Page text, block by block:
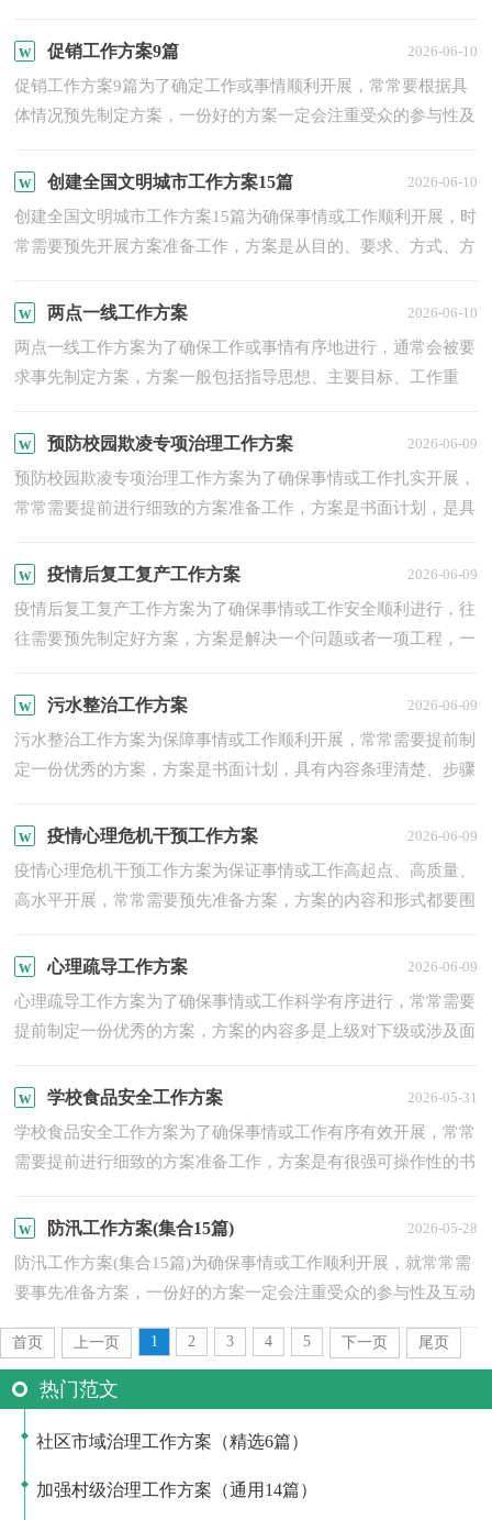
促销工作方案9篇 2026-06-10
促销工作方案9篇为了确定工作或事情顺利开展，常常要根据具
体情况预先制定方案，一份好的方案一定会注重受众的参与性及
创建全国文明城市工作方案15篇 2026-06-10
创建全国文明城市工作方案15篇为确保事情或工作顺利开展，时
常需要预先开展方案准备工作，方案是从目的、要求、方式、方
两点一线工作方案 2026-06-10
两点一线工作方案为了确保工作或事情有序地进行，通常会被要
求事先制定方案，方案一般包括指导思想、主要目标、工作重
预防校园欺凌专项治理工作方案 2026-06-09
预防校园欺凌专项治理工作方案为了确保事情或工作扎实开展，
常常需要提前进行细致的方案准备工作，方案是书面计划，是具
以...
疫情后复工复产工作方案 2026-06-09
疫情后复工复产工作方案为了确保事情或工作安全顺利进行，往
往需要预先制定好方案，方案是解决一个问题或者一项工程，一
理...
污水整治工作方案 2026-06-09
污水整治工作方案为保障事情或工作顺利开展，常常需要提前制
定一份优秀的方案，方案是书面计划，具有内容条理清楚、步骤
理...
疫情心理危机干预工作方案 2026-06-09
疫情心理危机干预工作方案为保证事情或工作高起点、高质量、
高水平开展，常常需要预先准备方案，方案的内容和形式都要围
心理疏导工作方案 2026-06-09
心理疏导工作方案为了确保事情或工作科学有序进行，常常需要
提前制定一份优秀的方案，方案的内容多是上级对下级或涉及面
学校食品安全工作方案 2026-05-31
学校食品安全工作方案为了确保事情或工作有序有效开展，常常
需要提前进行细致的方案准备工作，方案是有很强可操作性的书
防汛工作方案(集合15篇) 2026-05-28
防汛工作方案(集合15篇)为确保事情或工作顺利开展，就常常需
要事先准备方案，一份好的方案一定会注重受众的参与性及互动
首页 上一页 1 2 3 4 5 下一页 尾页
热门范文
社区市域治理工作方案（精选6篇）
加强村级治理工作方案（通用14篇）